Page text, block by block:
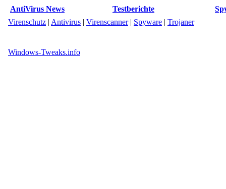
AntiVirus News Testberichte
Virenschutz | Antivirus | Virenscanner| Spyware | Trojaner
Windows-Tweaks.info